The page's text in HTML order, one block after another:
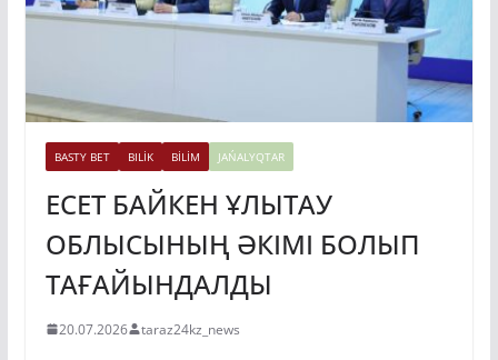
BASTY BET BILİK BİLİM JAŃALYQTAR
ЕСЕТ БАЙКЕН ҰЛЫТАУ
ОБЛЫСЫНЫҢ ӘКІМІ БОЛЫП
ТАҒАЙЫНДАЛДЫ
20.07.2026 taraz24kz_news